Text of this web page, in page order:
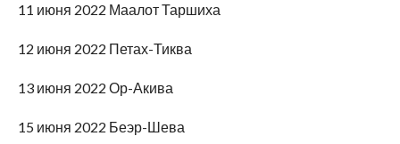
11 июня 2022 Маалот Таршиха
12 июня 2022 Петах-Тиква
13 июня 2022 Ор-Акива
15 июня 2022 Беэр-Шева